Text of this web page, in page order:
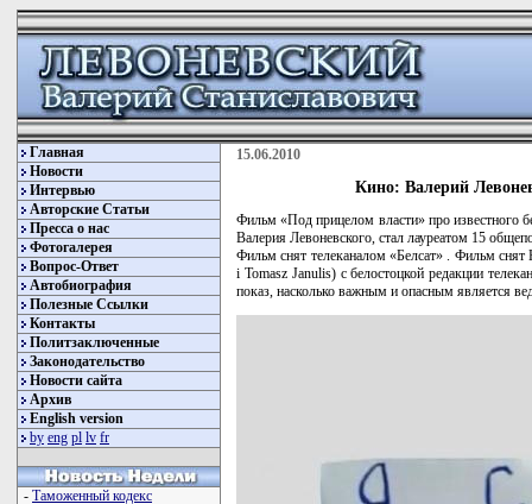
Главная
Новости
Интервью
Авторские Статьи
Пресса о нас
Фотогалерея
Вопрос-Ответ
Автобиография
Полезные Ссылки
Контакты
Политзаключенные
Законодательство
Новости сайта
Архив
English version
by eng pl lv fr
- Таможенный кодекс
15.06.2010
Кино: Валерий
Фильм «Под прицелом власти» про известного
Валерия Левоневского, стал лауреатом 15
Фильм снят телеканалом «Белсат» . Фильм
i Tomasz Janulis) с белостоцкой редакции
показ, насколько важным и опасным является